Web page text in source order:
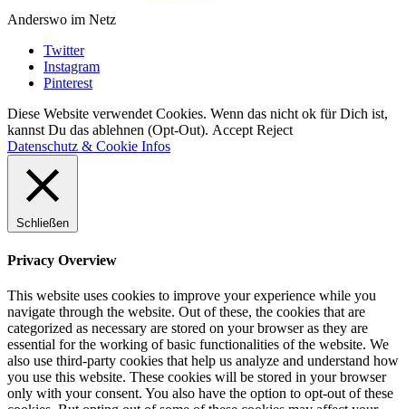
Anderswo im Netz
Twitter
Instagram
Pinterest
Diese Website verwendet Cookies. Wenn das nicht ok für Dich ist,
kannst Du das ablehnen (Opt-Out). Accept Reject
Datenschutz & Cookie Infos
Schließen
Privacy Overview
This website uses cookies to improve your experience while you
navigate through the website. Out of these, the cookies that are
categorized as necessary are stored on your browser as they are
essential for the working of basic functionalities of the website. We
also use third-party cookies that help us analyze and understand how
you use this website. These cookies will be stored in your browser
only with your consent. You also have the option to opt-out of these